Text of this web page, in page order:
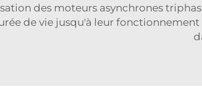
des moteurs asynchrones
de vie jusqu'à leur